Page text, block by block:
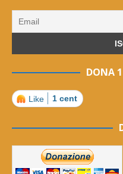
DONA
Like 1 cent